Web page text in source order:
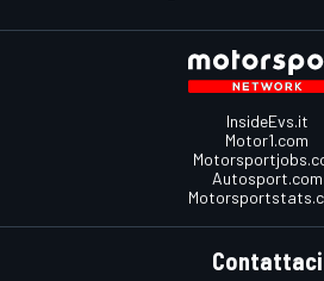
InsideEvs.it
Motor1.com
Autosport.com
Contattaci